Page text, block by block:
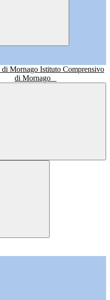
Istituto Comprensivo
di Mornago